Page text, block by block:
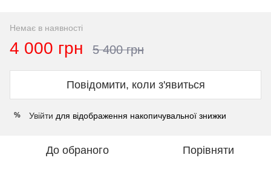
Немає в наявності
4 000 грн 5 400 грн
Повідомити, коли з'явиться
% Увійти для відображення накопичувальної знижки
До обраного Порівняти